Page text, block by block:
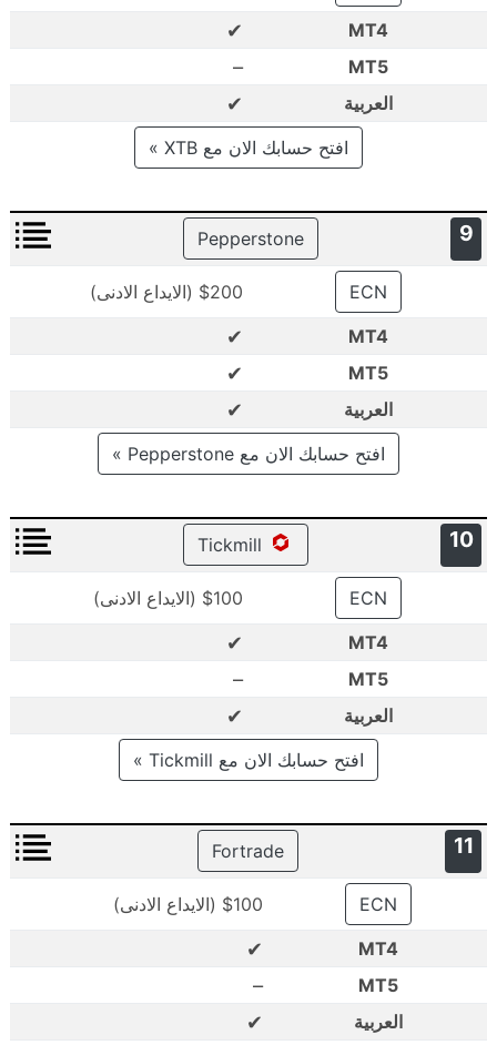
MT4
✔
MT5
–
العربية ✔
افتح حسابك الان مع XTB »
9
Pepperstone
ECN
$200 (الايداع الادنى)
MT4
✔
MT5
✔
العربية ✔
افتح حسابك الان مع Pepperstone »
10
ECN
$100 (الايداع الادنى)
MT4
✔
MT5
–
العربية ✔
افتح حسابك الان مع Tickmill »
11
Fortrade
ECN
$100 (الايداع الادنى)
MT4
✔
MT5
–
العربية ✔